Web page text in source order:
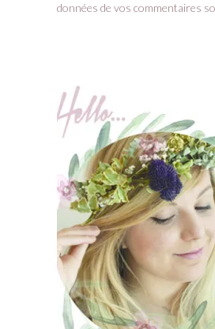
données de vos commentaires